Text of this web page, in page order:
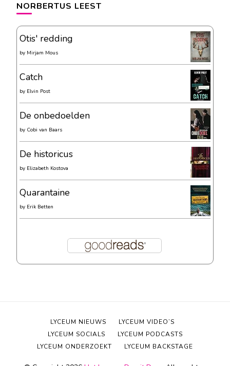
NORBERTUS LEEST
Otis' redding
by Mirjam Mous
Catch
by Elvin Post
De onbedoelden
by Cobi van Baars
De historicus
by Elizabeth Kostova
Quarantaine
by Erik Betten
LYCEUM NIEUWS
LYCEUM VIDEO’S
LYCEUM SOCIALS
LYCEUM PODCASTS
LYCEUM ONDERZOEKT
LYCEUM BACKSTAGE